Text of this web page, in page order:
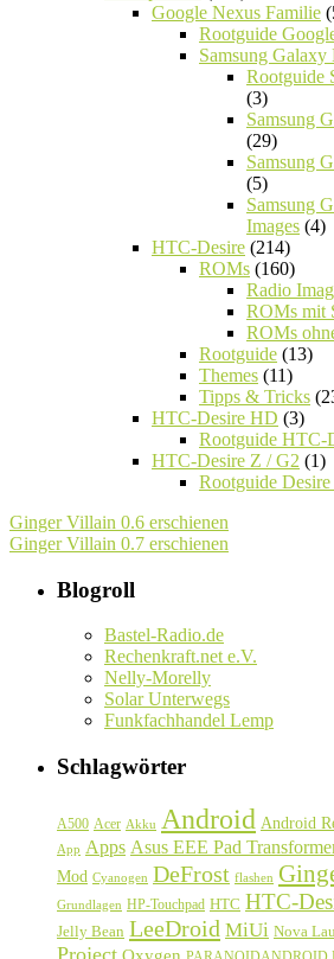
Google Nexus Familie
Rootguide
Samsung Galaxy
Rootguide
(3)
Samsung
(29)
Samsung
(5)
Samsung
Images (4)
HTC-Desire (214)
ROMs (160)
Radio
ROMs mit
ROMs
Rootguide (13)
Themes (11)
Tipps & Tricks
HTC-Desire HD (3)
Rootguide HTC-
HTC-Desire Z / G2 (1)
Rootguide
Ginger Villain 0.6 erschienen
Ginger Villain 0.7 erschienen
Blogroll
Bastel-Radio.de
Rechenkraft.net e.V.
Nelly-Morelly
Solar Unterwegs
Funkfachhandel Lemp
Schlagwörter
A500 Acer Akku Android Android
App Apps Asus EEE Pad
Mod Cyanogen DeFrost flashen
Grundlagen HP-Touchpad HTC HTC-
Jelly Bean LeeDroid MiUi Nova
Project